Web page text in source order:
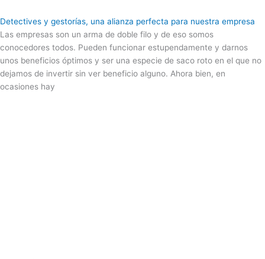
Detectives y gestorías, una alianza perfecta para nuestra empresa
Las empresas son un arma de doble filo y de eso somos
conocedores todos. Pueden funcionar estupendamente y darnos
unos beneficios óptimos y ser una especie de saco roto en el que no
dejamos de invertir sin ver beneficio alguno. Ahora bien, en
ocasiones hay